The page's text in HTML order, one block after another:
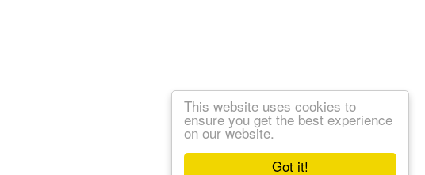
Got it!
This website uses cookies to
ensure you get the best experience
on our website.